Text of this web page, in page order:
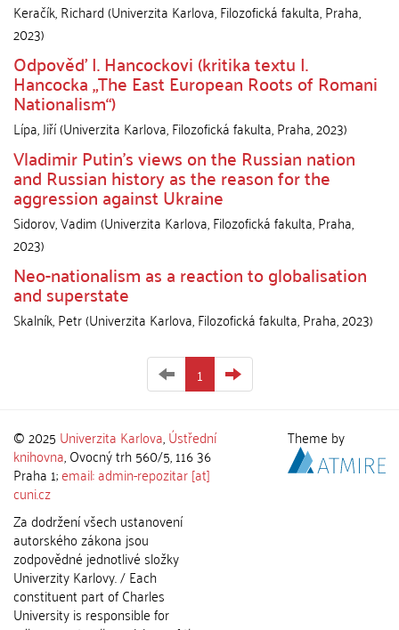
Keračík, Richard(Univerzita Karlova, Filozofická fakulta,Praha,
2023)
Odpověď I. Hancockovi (kritika textu I.
Hancocka „The East European Roots of Romani
Nationalism“)
Lípa, Jiří(Univerzita Karlova, Filozofická fakulta,Praha,2023)
Vladimir Putin’s views on the Russian nation
and Russian history as the reason for the
aggression against Ukraine
Sidorov, Vadim(Univerzita Karlova, Filozofická fakulta,Praha,
2023)
Neo-nationalism as a reaction to globalisation
and superstate
Skalník, Petr(Univerzita Karlova, Filozofická fakulta,Praha,2023)
1
© 2025 Univerzita Karlova,Ústřední
knihovna, Ovocný trh 560/5, 116 36
Praha 1;email: admin-repozitar [at]
cuni.cz
Za dodržení všech ustanovení
autorského zákona jsou
zodpovědné jednotlivé složky
Univerzity Karlovy. / Each
constituent part of Charles
University is responsible for
Theme by